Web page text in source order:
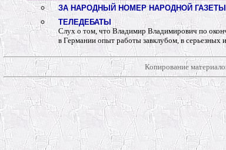
ЗА НАРОДНЫЙ НОМЕР НАРОДНОЙ ГАЗЕТЫ
ТЕЛЕДЕБАТЫ
Слух о том, что Владимир Владимирович по
в Германии опыт работы завклубом, в серьезных
Копирование